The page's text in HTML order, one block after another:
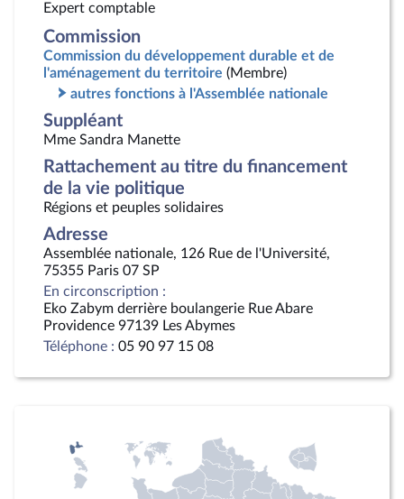
Expert comptable
Commission
Commission du développement durable et de
l'aménagement du territoire (Membre)
autres fonctions à l'Assemblée nationale
Suppléant
Mme Sandra Manette
Rattachement au titre du financement
de la vie politique
Régions et peuples solidaires
Adresse
Assemblée nationale, 126 Rue de l'Université,
75355 Paris 07 SP
En circonscription :
Eko Zabym derrière boulangerie Rue Abare
Providence 97139 Les Abymes
Téléphone : 05 90 97 15 08